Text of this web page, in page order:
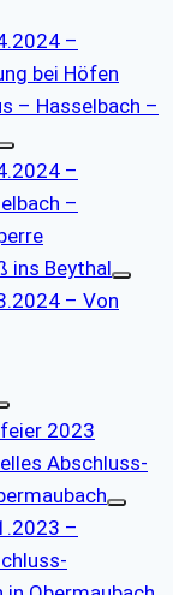
–
bei Höfen
– Hasselbach –
–
–
ins Beythal
– Von
2023
Abschluss-
–